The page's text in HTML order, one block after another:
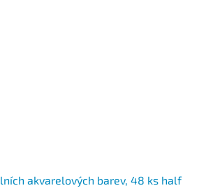
akvarelových barev, 48 ks half